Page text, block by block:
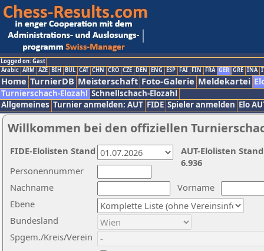
Logged on: Gast
Arabic ARM AZE BIH BUL CAT CHN CRO CZE DEN ENG ESP FAI FIN FRA GER GRE INA
Home TurnierDB Meisterschaft Foto-Galerie Meldekartei
Turnierschach-Elozahl Schnellschach-Elozahl
Allgemeines Turnier anmelden: AUT FIDE Spieler anmelden Elo
Willkommen bei den offiziellen
Nachname
Vorname
Ebene
Personennummer
Bundesland
Spgem./Kreis/Verein
AUT-Elolisten
6.936
FIDE-Elolisten Stand